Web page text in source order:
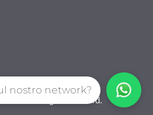
© 2026. All right reserverd.
nostro network?